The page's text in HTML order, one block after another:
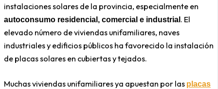
instalaciones solares de la provincia, especialmente en
autoconsumo residencial, comercial e industrial . El
elevado número de viviendas unifamiliares, naves
industriales y edificios públicos ha favorecido la instalación
de placas solares en cubiertas y tejados.
Muchas viviendas unifamiliares ya apuestan por las placas